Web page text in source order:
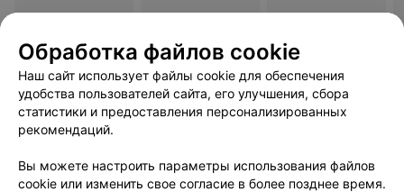
Цена по
запросу
Цена по
запросу
Цена по
запросу
В избранное Все адреса
Обработка файлов cookie
Наш сайт использует файлы cookie для обеспечения
удобства пользователей сайта, его улучшения, сбора
статистики и предоставления персонализированных
рекомендаций.
Вы можете настроить параметры использования файлов
cookie или изменить свое согласие в более позднее время.